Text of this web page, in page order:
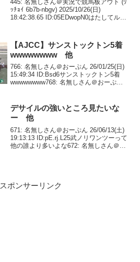
445: 名無しさん＠実況で競馬板アウト (ﾜ
ｯﾁｮｲ 6b7b-nbgv) 2025/10/26(日)
18:42:38.65 ID:05EDwopN0はたしてルメ
【AJCC】サンストックトン5着
wwwwwwww 他
766: 名無しさん＠おーぷん 26/01/25(日)
15:49:34 ID:Bsd6サンストックトン5着
wwwwwwww768: 名無しさん＠おーぷん
デサイルの強いところ見たいな
ー 他
671: 名無しさん＠おーぷん 26/06/13(土)
19:13:13 ID:pE.rj.L25武ノリワンツーって
他の誰より多いよな672: 名無しさん＠お
スポンサーリンク